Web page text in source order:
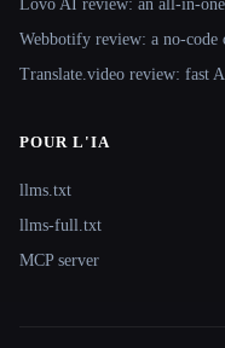
Lovo AI review: an all-in-
Webbotify review: a no-code
Translate.video review: fast
POUR L'IA
llms.txt
llms-full.txt
MCP server